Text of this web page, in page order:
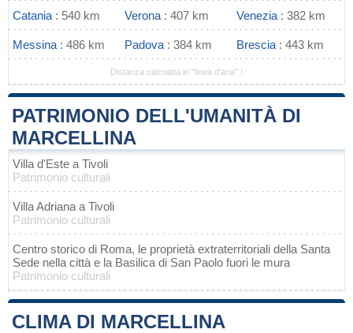
Catania : 540 km Verona : 407 km Venezia : 382 km
Messina : 486 km Padova : 384 km Brescia : 443 km
Distanza calcolata in "linea d'aria" !
PATRIMONIO DELL'UMANITÀ DI
MARCELLINA
Villa d'Este a Tivoli
Patrimonio culturali
Villa Adriana a Tivoli
Patrimonio culturali
Centro storico di Roma, le proprietà extraterritoriali della Santa
Sede nella città e la Basilica di San Paolo fuori le mura
Patrimonio culturali
CLIMA DI MARCELLINA